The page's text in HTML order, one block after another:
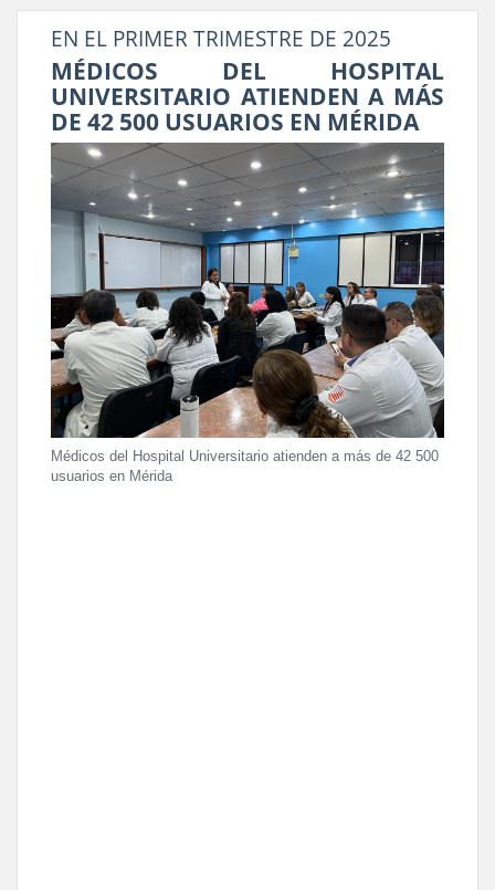
EN EL PRIMER TRIMESTRE DE 2025
MÉDICOS DEL HOSPITAL
UNIVERSITARIO ATIENDEN A MÁS
DE 42 500 USUARIOS EN MÉRIDA
Médicos del Hospital Universitario atienden a más de 42 500
usuarios en Mérida